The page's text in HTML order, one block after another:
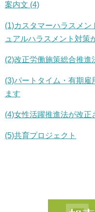
案内文 (4)
(1)カスタマーハラスメ
ュアルハラスメント対策
(2)改正労働施策総合推進
(3)パートタイム・有期雇
ます
(4)女性活躍推進法が改正
(5)共育プロジェクト